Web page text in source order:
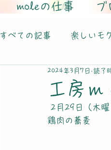
moleの仕事 ブ
すべての記事 楽しいモ
工房
2024年3月7日 読了
2月29日（木曜
鶏肉の蕎麦